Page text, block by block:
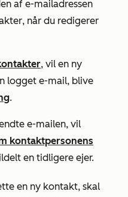
af e-mailadressen
, når du redigerer
, vil en ny
logget e-mail, blive
.
e-mailen, vil
kontaktpersonens
en tidligere ejer.
en ny kontakt, skal